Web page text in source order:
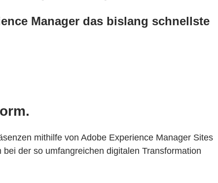
Manager das bislang schnellste
mithilfe von Adobe Experience Manager Sites
der so umfangreichen digitalen Transformation